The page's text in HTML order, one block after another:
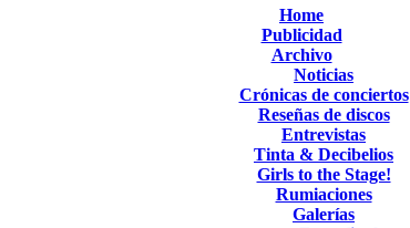
Home
Publicidad
Archivo
Noticias
Crónicas de conciertos
Reseñas de discos
Entrevistas
Tinta & Decibelios
Girls to the Stage!
Rumiaciones
Galerías